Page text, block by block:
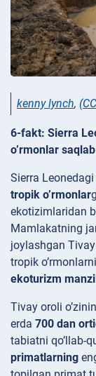
kenny lynch,
6-fakt: Sierra
o’rmonlar
Sierra Leonedagi
tropik o’rmonlar
ekotizimlaridan
Mamlakatning
joylashgan
tropik
ekoturizm
Tivay oroli
erda 700 dan
tabiatni qo’llab-
primatlarning